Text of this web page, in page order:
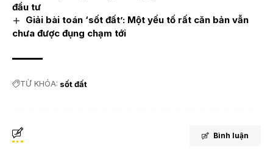
đầu tư
Giải bài toán ‘sốt đất’: Một yếu tố rất căn bản vẫn
chưa được đụng chạm tới
TỪ KHÓA: sốt đất
Bình luận